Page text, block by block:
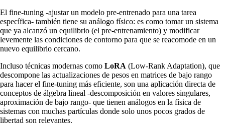
El fine-tuning -ajustar un modelo pre-entrenado para una tarea
específica- también tiene su análogo físico: es como tomar un sistema
que ya alcanzó un equilibrio (el pre-entrenamiento) y modificar
levemente las condiciones de contorno para que se reacomode en un
nuevo equilibrio cercano.
Incluso técnicas modernas como LoRA (Low-Rank Adaptation), que
descompone las actualizaciones de pesos en matrices de bajo rango
para hacer el fine-tuning más eficiente, son una aplicación directa de
conceptos de álgebra lineal -descomposición en valores singulares,
aproximación de bajo rango- que tienen análogos en la física de
sistemas con muchas partículas donde solo unos pocos grados de
libertad son relevantes.